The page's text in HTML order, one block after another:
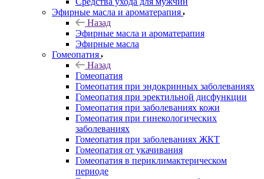
Эфирные масла и ароматерапия
Назад
Эфирные масла и ароматерапия
Эфирные масла
Гомеопатия
Назад
Гомеопатия
Гомеопатия при эндокринных заболеваниях
Гомеопатия при эректильной дисфункции
Гомеопатия при заболеваниях кожи
Гомеопатия при гинекологических
заболеваниях
Гомеопатия при заболеваниях ЖКТ
Гомеопатия от укачивания
Гомеопатия в периклимактерическом
периоде